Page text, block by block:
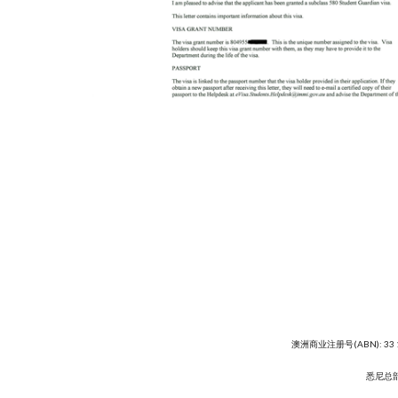
澳洲商业注册号(ABN):
悉尼总